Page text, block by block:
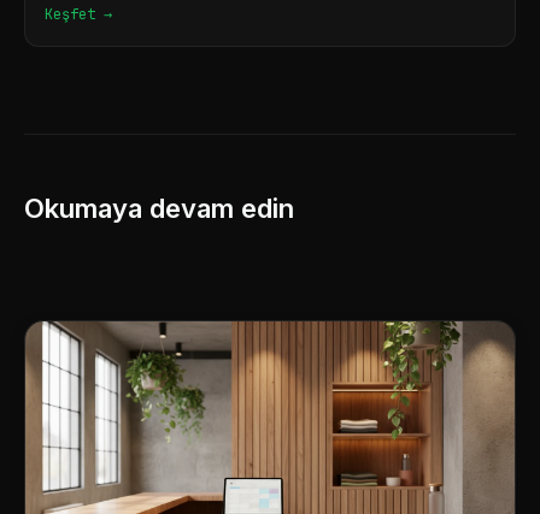
Keşfet →
Okumaya devam edin